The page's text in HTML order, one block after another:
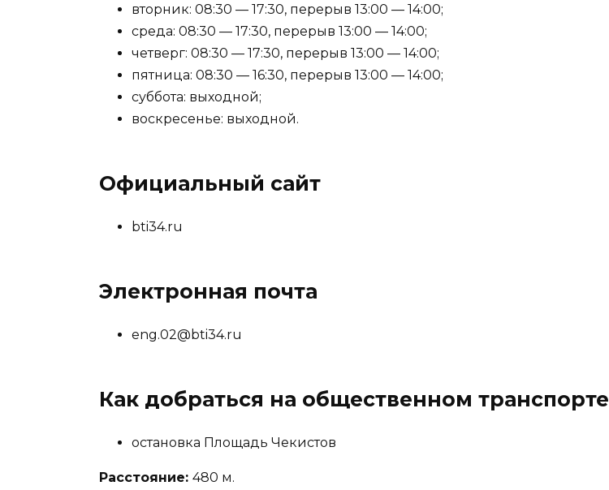
вторник: 08:30 — 17:30, перерыв 13:00 — 14:00;
среда: 08:30 — 17:30, перерыв 13:00 — 14:00;
четверг: 08:30 — 17:30, перерыв 13:00 — 14:00;
пятница: 08:30 — 16:30, перерыв 13:00 — 14:00;
суббота: выходной;
воскресенье: выходной.
Официальный сайт
bti34.ru
Электронная почта
eng.02@bti34.ru
Как добраться на общественном транспорте
остановка Площадь Чекистов
Расстояние: 480 м.